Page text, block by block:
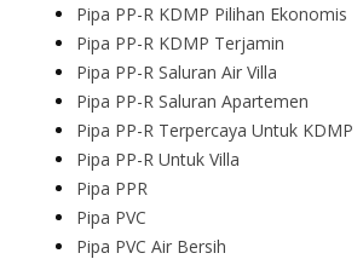
Pipa PP-R KDMP Pilihan Ekonomis
Pipa PP-R KDMP Terjamin
Pipa PP-R Saluran Air Villa
Pipa PP-R Saluran Apartemen
Pipa PP-R Terpercaya Untuk KDMP
Pipa PP-R Untuk Villa
Pipa PPR
Pipa PVC
Pipa PVC Air Bersih